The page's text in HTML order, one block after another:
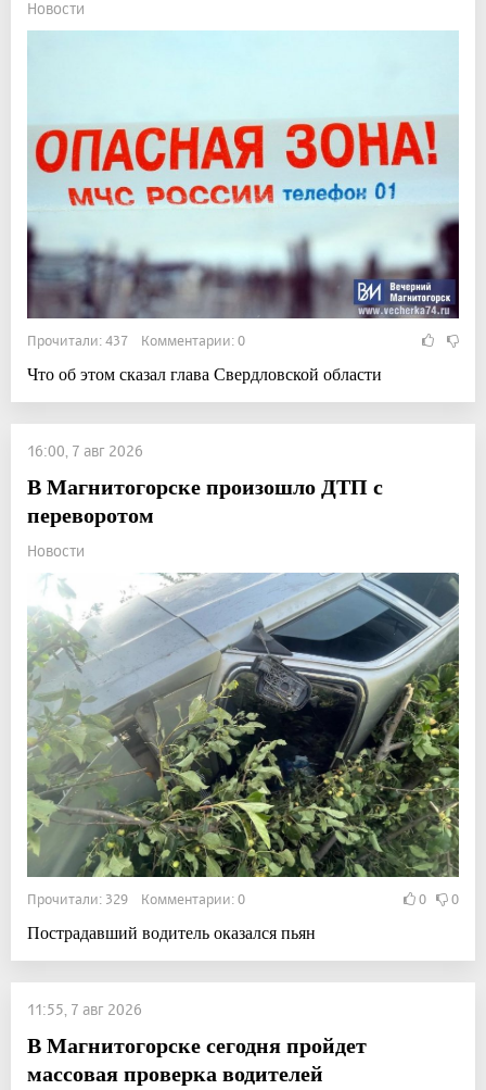
Новости
Прочитали: 437 Комментарии: 0
Что об этом сказал глава Свердловской области
16:00, 7 авг 2026
В Магнитогорске произошло ДТП с
переворотом
Новости
Прочитали: 329 Комментарии: 0 0 0
Пострадавший водитель оказался пьян
11:55, 7 авг 2026
В Магнитогорске сегодня пройдет
массовая проверка водителей